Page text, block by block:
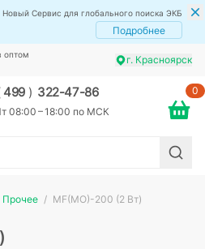
Новый Сервис для глобального поиска ЭКБ
Подробнее
оптом
г. Красноярск
499 ) 322-47-86
08:00 – 18:00 по МСК
0
Прочее MF(MO)-200 (2 Вт)